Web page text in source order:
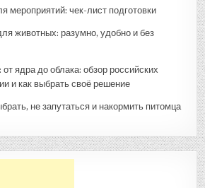
мероприятий: чек-лист подготовки
животных: разумно, удобно и без
ядра до облака: обзор российских
и как выбрать своё решение
не запутаться и накормить питомца